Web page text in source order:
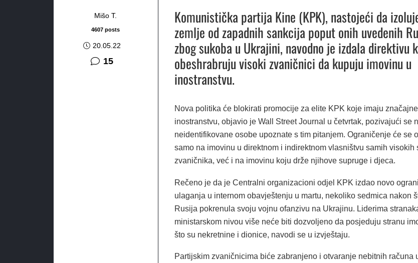
Mišo T.
4607 posts
20.05.22
15komentara
Komunistička partija Kine (KPK), nastojeći da
zemlje od zapadnih sankcija poput onih uvedenih
zbog sukoba u Ukrajini, navodno je izdala direktivu
obeshrabruju visoki zvaničnici da kupuju imovinu u
inostranstvu.
Nova politika će blokirati promocije za elite KPK koje imaju
inostranstvu, objavio je Wall Street Journal u četvrtak, pozivajući se
neidentifikovane osobe upoznate s tim pitanjem. Ograničenje će se
samo na imovinu u direktnom i indirektnom vlasništvu samih visokih
zvaničnika, već i na imovinu koju drže njihove supruge i djeca.
Rečeno je da je Centralni organizacioni odjel KPK izdao novo
ulaganja u internom obavještenju u martu, nekoliko sedmica nakon
Rusija pokrenula svoju vojnu ofanzivu na Ukrajinu. Liderima
ministarskom nivou više neće biti dozvoljeno da posjeduju stranu
što su nekretnine i dionice, navodi se u izvještaju.
Partijskim zvaničnicima biće zabranjeno i otvaranje nebitnih računa